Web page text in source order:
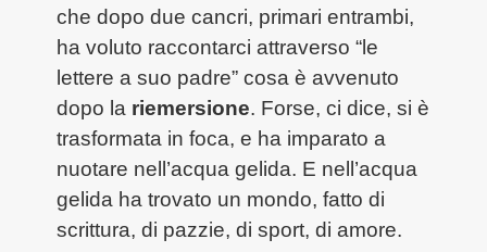
che dopo due cancri, primari entrambi,
ha voluto raccontarci attraverso “le
lettere a suo padre” cosa è avvenuto
dopo la riemersione. Forse, ci dice, si è
trasformata in foca, e ha imparato a
nuotare nell’acqua gelida. E nell’acqua
gelida ha trovato un mondo, fatto di
scrittura, di pazzie, di sport, di amore.